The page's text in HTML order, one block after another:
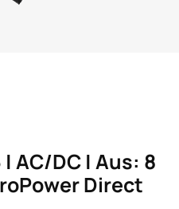
AC/DC | Aus: 8
Direct